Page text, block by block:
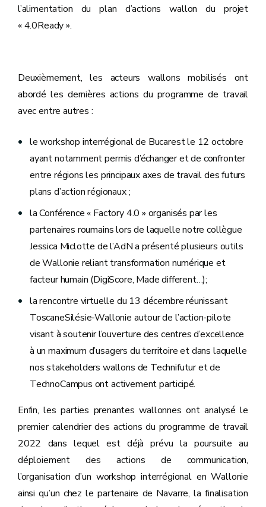
l’alimentation du plan d’actions wallon du projet
« 4.0Ready ».
Deuxièmement, les acteurs wallons mobilisés ont
abordé les dernières actions du programme de travail
avec entre autres :
le workshop interrégional de Bucarest le 12 octobre
ayant notamment permis d’échanger et de confronter
entre régions les principaux axes de travail des futurs
plans d’action régionaux ;
la Conférence « Factory 4.0 » organisés par les
partenaires roumains lors de laquelle notre collègue
Jessica Miclotte de l’AdN a présenté plusieurs outils
de Wallonie reliant transformation numérique et
facteur humain (DigiScore, Made different…);
la rencontre virtuelle du 13 décembre réunissant
ToscaneSilésie-Wallonie autour de l’action-pilote
visant à soutenir l’ouverture des centres d’excellence
à un maximum d’usagers du territoire et dans laquelle
nos stakeholders wallons de Technifutur et de
TechnoCampus ont activement participé.
Enfin, les parties prenantes wallonnes ont analysé le
premier calendrier des actions du programme de travail
2022 dans lequel est déjà prévu la poursuite au
déploiement des actions de communication,
l’organisation d’un workshop interrégional en Wallonie
ainsi qu’un chez le partenaire de Navarre, la finalisation